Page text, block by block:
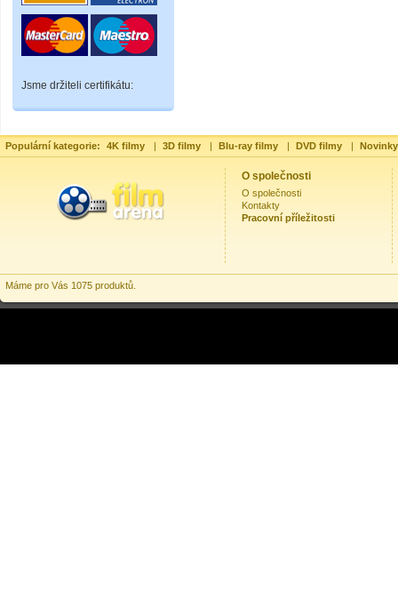
Jsme držiteli certifikátu:
Populární kategorie: 4K filmy | 3D filmy | Blu-ray filmy | DVD filmy |
O společnosti
O společnosti
Kontakty
Pracovní příležitosti
Máme pro Vás 1075 produktů.